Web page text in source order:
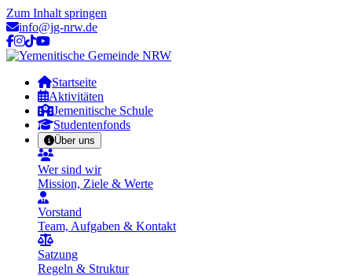
Zum Inhalt springen
info@jg-nrw.de
Startseite
Aktivitäten
Jemenitische Schule
Studentenfonds
Über uns
Wer sind wir
Mission, Ziele & Werte
Vorstand
Team, Aufgaben & Kontakt
Satzung
Regeln & Struktur